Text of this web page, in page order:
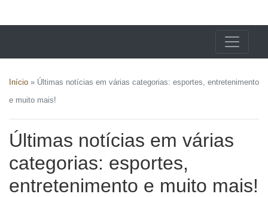
Início » Últimas notícias em várias categorias: esportes, entretenimento
e muito mais!
Últimas notícias em várias
categorias: esportes,
entretenimento e muito mais!